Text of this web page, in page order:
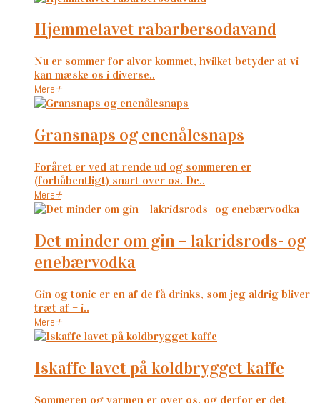
hjemmelavet rabarbersodavand
Nu er sommer for alvor kommet, hvilket betyder at vi
kan mæske os i diverse..
Mere+
gransnaps og enenålesnaps
Foråret er ved at rende ud og sommeren er
(forhåbentligt) snart over os. De..
Mere+
det minder om gin – lakridsrods- og
enebærvodka
Gin og tonic er en af de få drinks, som jeg aldrig bliver
træt af – i..
Mere+
iskaffe lavet på koldbrygget kaffe
Sommeren og varmen er over os, og derfor er det